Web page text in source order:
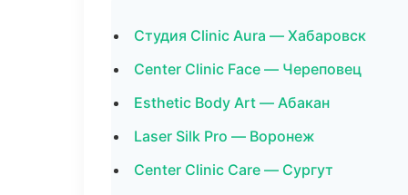
Студия Clinic Aura — Хабаровск
Center Clinic Face — Череповец
Esthetic Body Art — Абакан
Laser Silk Pro — Воронеж
Center Clinic Care — Сургут